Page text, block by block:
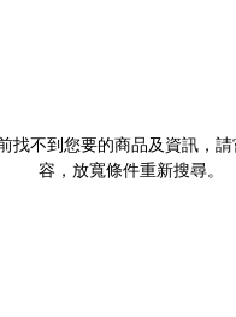
找不到您要的商品及資訊，
容，放寬條件重新搜尋。